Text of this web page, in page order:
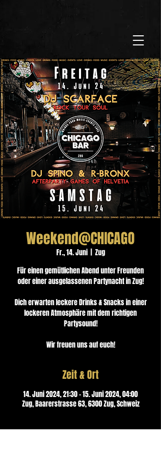
Weekend@CHICAGO
Fr., 14. Juni
  |
Zug
Für einen gemütlichen Abend unter Freunden
oder einer ausgelassenen Partynacht in Zug!
Dich erwarten leckere Drinks & Snacks in einer
lockeren Atmosphäre mit dem richtigen
Partysound!
Wir freuen uns auf euch!
Zeit & Ort
14. Juni 2024, 21:30 – 15. Juni 2024, 04:00
Zug, Baarerstrasse 63, 6300 Zug, Schweiz